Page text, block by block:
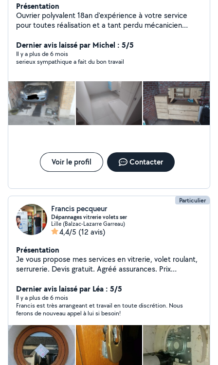
Présentation
Ouvrier polyvalent 18an d'expérience à votre service
pour toutes réalisation et a tant perdu mécanicien
Dernier avis laissé par Michel : 5/5
Il y a plus de 6 mois
serieux sympathique a fait du bon travail
Voir le profil Contacter
Particulier
Francis pecqueur
Dépannages vitrerie volets ser
Lille (Balzac-Lazarre Garreau)
4,4/5 (12 avis)
Présentation
Je vous propose mes services en vitrerie, volet roulant,
serrurerie. Devis gratuit. Agréé assurances. Prix
Dernier avis laissé par Léa : 5/5
Il y a plus de 6 mois
Francis est très arrangeant et travail en toute discrétion. Nous
ferons de nouveau appel à lui si besoin!